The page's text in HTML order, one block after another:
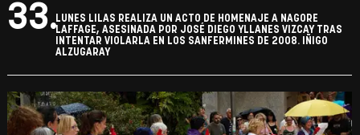
33.LUNES LILAS REALIZA UN ACTO DE HOMENAJE A NAGORE
LAFFAGE, ASESINADA POR JOSÉ DIEGO YLLANES VIZCAY TRAS
INTENTAR VIOLARLA EN LOS SANFERMINES DE 2008. IÑIGO
ALZUGARAY